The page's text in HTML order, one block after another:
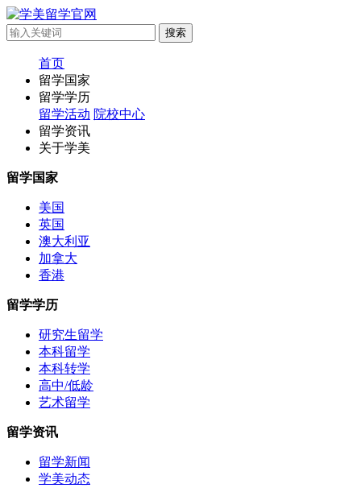
首页
留学国家
留学学历
留学活动 院校中心
留学资讯
关于学美
留学国家
美国
英国
澳大利亚
加拿大
香港
留学学历
研究生留学
本科留学
本科转学
高中/低龄
艺术留学
留学资讯
留学新闻
学美动态